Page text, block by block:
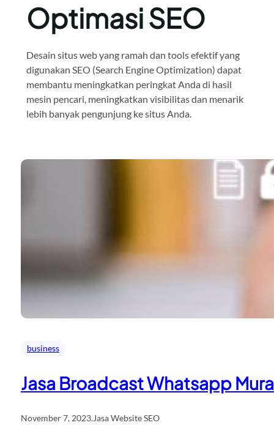
Optimasi SEO
Desain situs web yang ramah dan tools efektif yang
digunakan SEO (Search Engine Optimization) dapat
membantu meningkatkan peringkat Anda di hasil
mesin pencari, meningkatkan visibilitas dan menarik
lebih banyak pengunjung ke situs Anda.
business
Jasa Broadcast Whatsapp
November 7, 2023.Jasa Website SEO